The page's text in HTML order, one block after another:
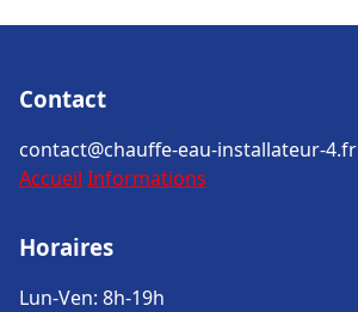
Contact
contact@chauffe-eau-installateur-4.fr
Accueil Informations
Horaires
Lun-Ven: 8h-19h